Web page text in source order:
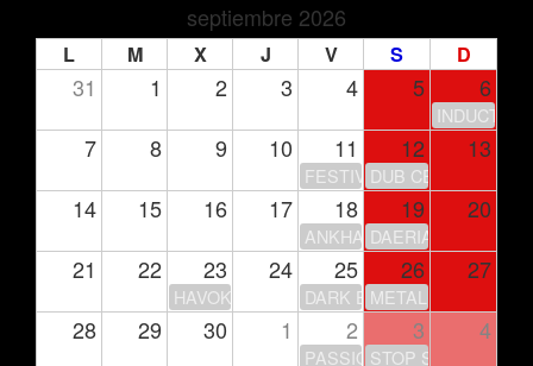
septiembre 2026
L M X J V S D
31 1 2 3 4 5 6
INDUCTION
7 8 9 10 11 12 13
FESTIVAL DE LA LUNA
DUB CENTER
14 15 16 17 18 19 20
ANKHARA – GIRA 30
DAERIA
21 22 23 24 25 26 27
HAVOK DARK ECHOES FEST
METAL LEGACY
28 29 30 1 2 3 4
PASSION IS NOT OVER…
STOP STOP +